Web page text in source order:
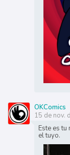
OKComics
15 de nov.
Este es
el tuyo.